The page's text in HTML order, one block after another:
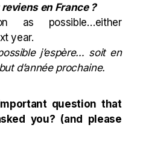
en France ?
as possible…either
year.
j’espère… soit en
d’année prochaine.
question that
you? (and please